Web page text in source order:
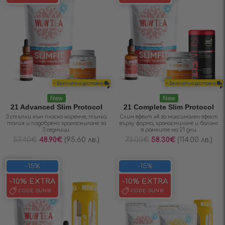
+ Безплатна доставка
New
21 Advanced Slim Protocol
3 стъпки към плоско коремче, тънка
талия и подобрено храносмилане за
3 седмици.
57.40€ 48.90€ (95.60 лв.)
+ Безплатна доставка
New
21 Complete Slim Protocol
Слим ефект х4 за максимален ефект
върху форма, храносмилане и баланс
в рамките на 21 дни.
73.00€ 58.30€ (114.00 лв.)
SAVE 15%-15%
-10% EXTRA
CODE: SUN10
-15%
-10% EXTRA
CODE: SUN10